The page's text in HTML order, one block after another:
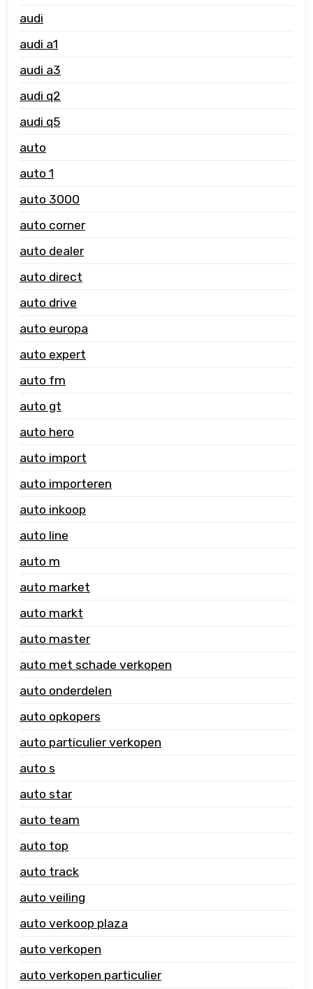
audi
audi a1
audi a3
audi q2
audi q5
auto
auto 1
auto 3000
auto corner
auto dealer
auto direct
auto drive
auto europa
auto expert
auto fm
auto gt
auto hero
auto import
auto importeren
auto inkoop
auto line
auto m
auto market
auto markt
auto master
auto met schade verkopen
auto onderdelen
auto opkopers
auto particulier verkopen
auto s
auto star
auto team
auto top
auto track
auto veiling
auto verkoop plaza
auto verkopen
auto verkopen particulier